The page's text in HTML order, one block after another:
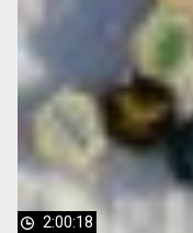
2:00:18